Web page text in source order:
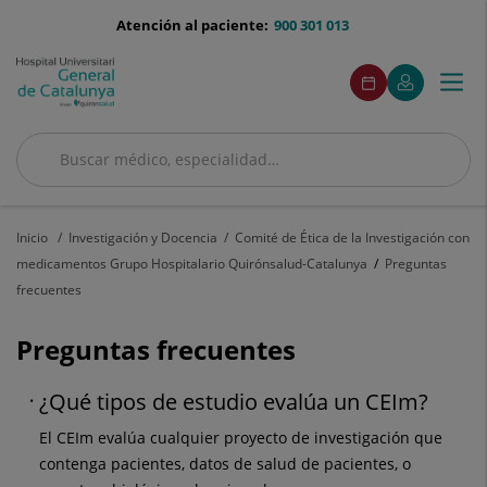
menu-
900 301 013
Atención al paciente:
Buscar
Buscar
menuAcceso
Pedir
cita
Este
enlace
se
en
Mi
Quirónsalud
Este
enlace
se
en
ventana
Menú
Inicio Investigación y Docencia
Comité de Ética de la Investigación con
medicamentos Grupo Hospitalario Quirónsalud-Catalunya
Preguntas
frecuentes
Preguntas frecuentes
¿Qué tipos de estudio evalúa un CEIm?
El CEIm evalúa cualquier proyecto de investigación que
contenga pacientes, datos de salud de pacientes, o